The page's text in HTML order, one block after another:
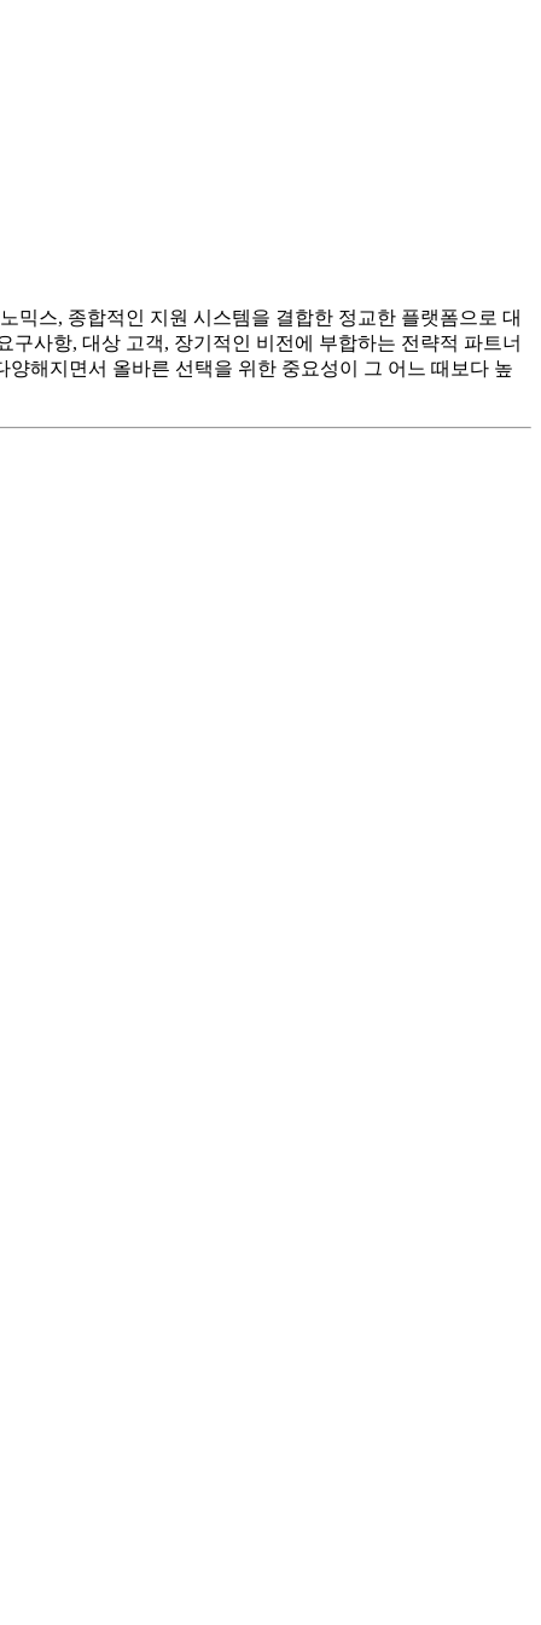
믹스, 종합적인 지원 시스템을 결합한 정교한 플랫폼으로 대
사항, 대상 고객, 장기적인 비전에 부합하는 전략적 파트너
해지면서 올바른 선택을 위한 중요성이 그 어느 때보다 높